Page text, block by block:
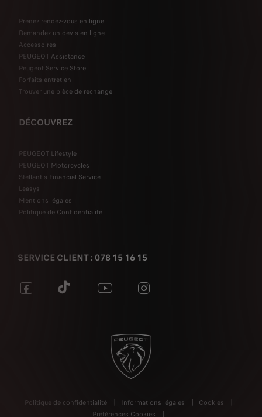
Prenez rendez-vous en ligne
Demandez un devis en ligne
Accessoires
PEUGEOT Assistance
Peugeot Service Store
Forfaits entretien
Trouver une pièce de rechange
DÉCOUVREZ
PEUGEOT Lifestyle
PEUGEOT Motorcycles
Stellantis Financial Service
Leasys
Mentions légales
Politique de Confidentialité
SERVICE CLIENT : 078 15 16 15
Politique de confidentialité Informations légales
Cookies
Préférences Cookies